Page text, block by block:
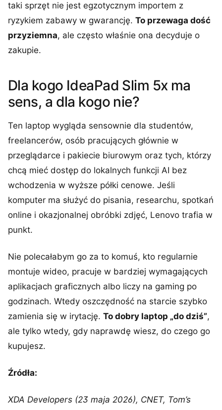
taki sprzęt nie jest egzotycznym importem z
ryzykiem zabawy w gwarancję. To przewaga dość
przyziemna, ale często właśnie ona decyduje o
zakupie.
Dla kogo IdeaPad Slim 5x ma
sens, a dla kogo nie?
Ten laptop wygląda sensownie dla studentów,
freelancerów, osób pracujących głównie w
przeglądarce i pakiecie biurowym oraz tych, którzy
chcą mieć dostęp do lokalnych funkcji AI bez
wchodzenia w wyższe półki cenowe. Jeśli
komputer ma służyć do pisania, researchu, spotkań
online i okazjonalnej obróbki zdjęć, Lenovo trafia w
punkt.
Nie polecałabym go za to komuś, kto regularnie
montuje wideo, pracuje w bardziej wymagających
aplikacjach graficznych albo liczy na gaming po
godzinach. Wtedy oszczędność na starcie szybko
zamienia się w irytację. To dobry laptop „do dziś”,
ale tylko wtedy, gdy naprawdę wiesz, do czego go
kupujesz.
Źródła:
XDA Developers (23 maja 2026), CNET, Tom’s